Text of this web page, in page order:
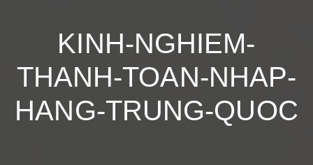
KINH-NGHIEM-
THANH-TOAN-NHAP-
HANG-TRUNG-QUOC